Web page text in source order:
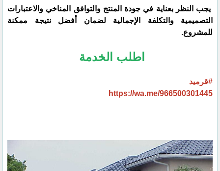
يجب النظر بعناية في جودة المنتج والتوافق المناخي والاعتبارات
التصميمية والتكلفة الإجمالية لضمان أفضل نتيجة ممكنة
للمشروع.
اطلب الخدمة
#قرميد
https://wa.me/966500301445